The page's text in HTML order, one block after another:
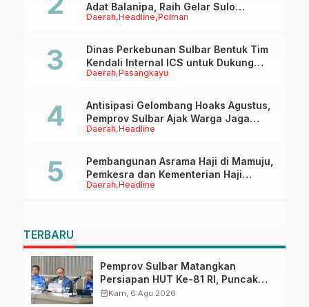
Daerah Headline Polman
Adat Balanipa, Raih Gelar Sulo
Tappidena
Daerah Pasangkayu
Dinas Perkebunan Sulbar Bentuk Tim
Kendali Internal ICS untuk Dukung
Sertifikasi ISPO Pekebun di
Daerah Headline
Antisipasi Gelombang Hoaks Agustus,
Pemprov Sulbar Ajak Warga Jaga
Ruang Digital
Daerah Headline
Pembangunan Asrama Haji di Mamuju,
Pemkesra dan Kementerian Haji
Sulbar Tinjau Lokasi
TERBARU
Pemprov Sulbar Matangkan
Persiapan HUT Ke-81 RI, Puncak
Upacara di Lapangan Ahmad
calendar_monthKam, 6 Agu 2026